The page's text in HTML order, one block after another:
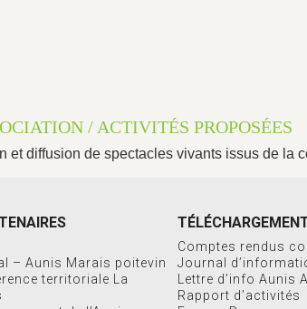
/ ACTIVITÉS PROPOSÉES
et diffusion de spectacles vivants issus de la
– Aunis Marais poitevin
territoriale La
Comptes rendus
Journal
Lettre d’info Aunis
Rapport d’activités